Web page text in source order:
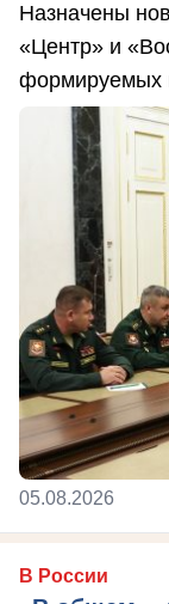
Назначены
«Центр» и
формируемых
05.08.2026
В России